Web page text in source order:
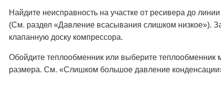
Найдите неисправность на участке от ресивера до
(См. раздел «Давление всасывания слишком низкое»).
клапанную доску компрессора.
Обойдите теплообменник или выберите теплообменник
размера. См. «Слишком большое давление